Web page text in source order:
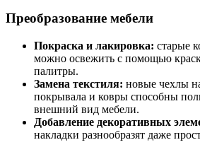
Преобразование мебели
Покраска и лакировка: старые
можно освежить с помощью
палитры.
Замена текстиля: новые чехлы
покрывала и ковры способны
внешний вид мебели.
Добавление декоративных
накладки разнообразят даже